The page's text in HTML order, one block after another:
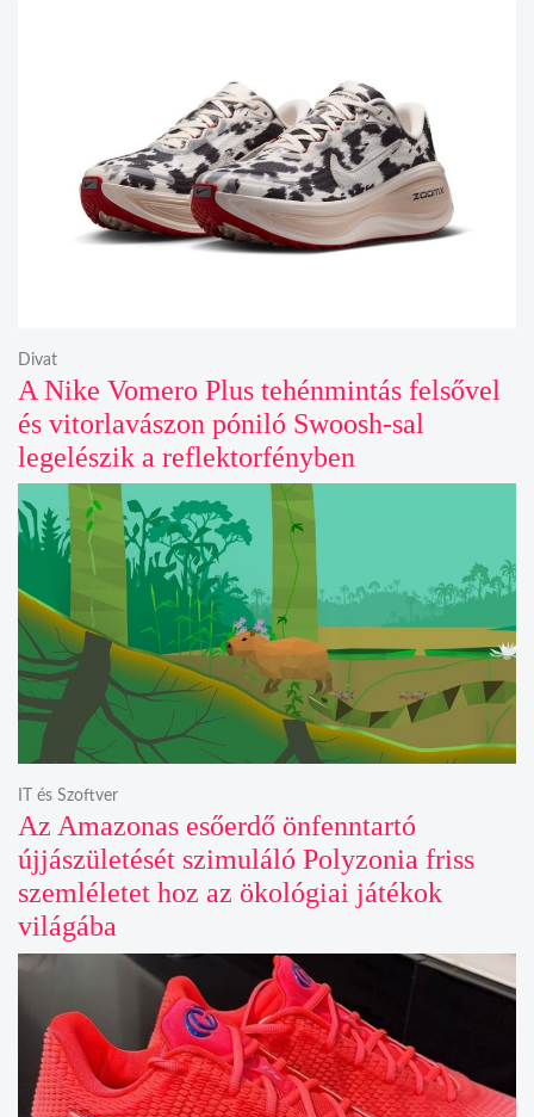
A Nike Vomero Plus tehénmintás felsővel
és vitorlavászon póniló Swoosh-sal
legelészik a reflektorfényben
Divat
Az Amazonas esőerdő önfenntartó
újjászületését szimuláló Polyzonia friss
szemléletet hoz az ökológiai játékok
világába
IT és Szoftver